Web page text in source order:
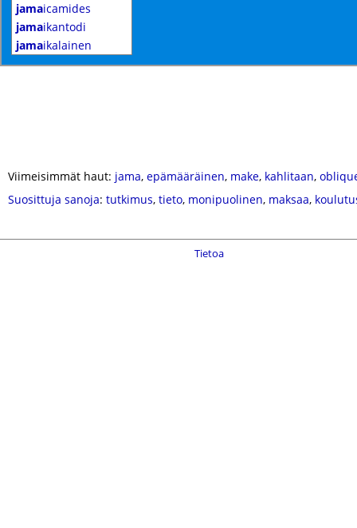
jamaicamides
jamaikantodi
jamaikalainen
Viimeisimmät haut: jama, epämääräinen, make, kahlitaan,
Suosittuja sanoja: tutkimus, tieto, monipuolinen, maksaa,
Tietoa